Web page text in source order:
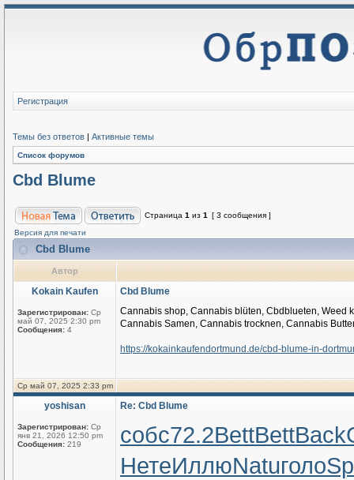
Регистрация
Темы без ответов | Активные темы
Список форумов
Cbd Blume
Страница 1 из 1
[ 3 сообщения ]
Версия для печати
Cbd Blume
Автор
Kokain Kaufen
Зарегистрирован: Ср
май 07, 2025 2:30 pm
Сообщения: 4
Cbd Blume
Cannabis shop, Cannabis blüten, Cbdblueten, Weed
Cannabis Samen, Cannabis trocknen, Cannabis
https://kokainkaufendortmund.de/cbd-blume-in-
Ср май 07, 2025 2:33 pm
yoshisan
Зарегистрирован: Ср
янв 21, 2026 12:50 pm
Сообщения: 219
Re: Cbd Blume
собс72.2BettBettBack
НетеИллюNatuголо